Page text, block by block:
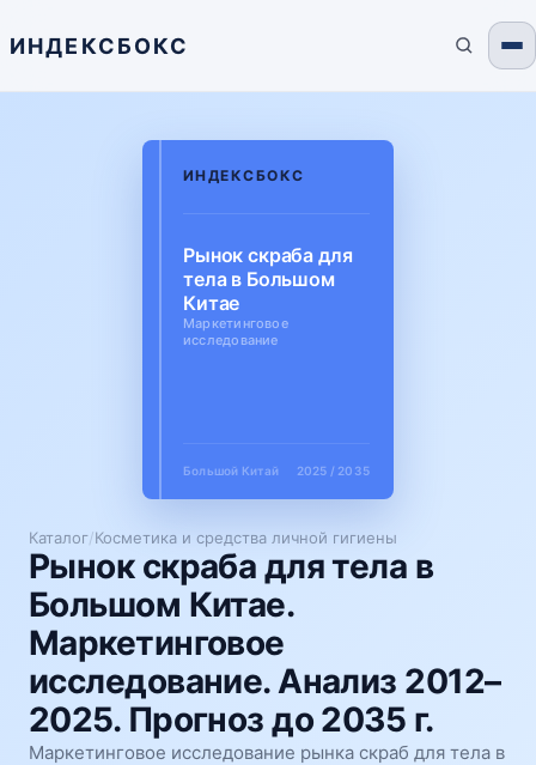
ИНДЕКСБОКС
Каталог/Косметика и средства личной гигиены
Рынок скраба для тела в
Большом Китае.
Маркетинговое
исследование. Анализ 2012–
2025. Прогноз до 2035 г.
Маркетинговое исследование рынка скраб для тела в
ИНДЕКСБОКС
Рынок скраба для
тела в Большом
Китае
Маркетинговое
исследование
Большой Китай 2025 / 2035